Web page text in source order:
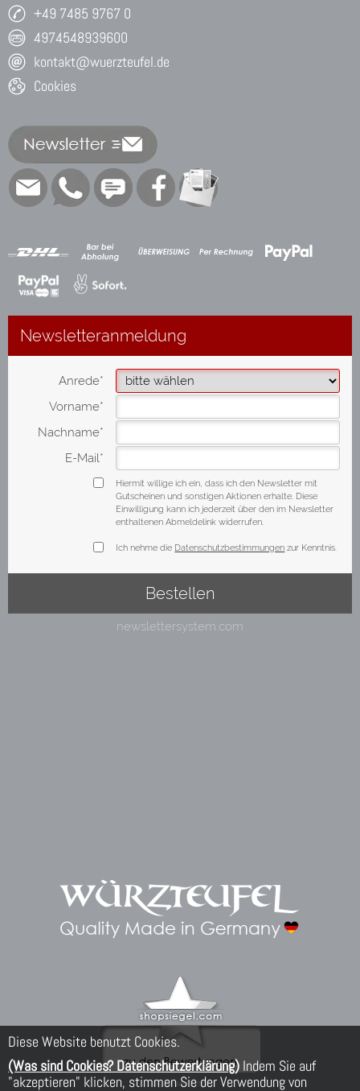
Diese Website benutzt Cookies.
(Was sind Cookies? Datenschutzerklärung) Indem Sie auf
"akzeptieren" klicken, stimmen Sie der Verwendung von
+49 7485 9767 0
4974548939600
kontakt@wuerzteufel.de
Cookies